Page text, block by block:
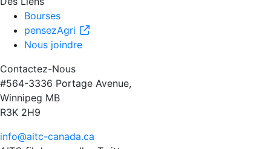
Bourses
pensezAgri
Nous joindre
Contactez-Nous
#564-3336 Portage Avenue,
Winnipeg MB
R3K 2H9
info@aitc-canada.ca